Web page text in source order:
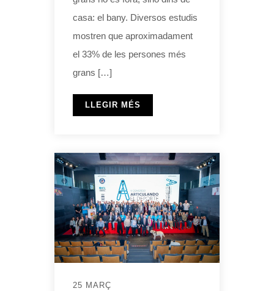
casa: el bany. Diversos estudis
mostren que aproximadament
el 33% de les persones més
grans […]
LLEGIR MÉS
25 MARÇ